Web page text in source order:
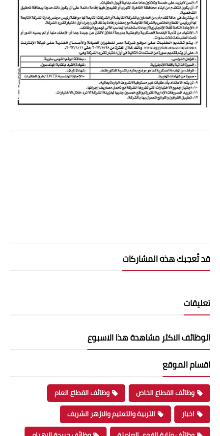
قد تُعجبك هذه المشاركات
تعليقات
الوظائف الاكثر مشاهدة هذا الاسبوع
اقسام الموقع
وظائف القطاع الخاص
وظائف القطاع العام
اخبار
التربية والتعليم والازهر الشريف